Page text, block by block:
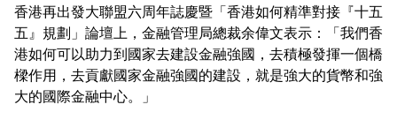
香港再出發大聯盟六周年誌慶暨「香港如何精準對接『十五
五』規劃」論壇上，金融管理局總裁余偉文表示：「我們香
港如何可以助力到國家去建設金融強國，去積極發揮一個橋
樑作用，去貢獻國家金融強國的建設，就是強大的貨幣和強
大的國際金融中心。」